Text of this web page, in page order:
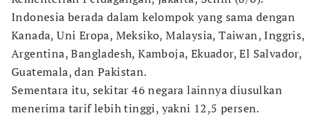
Indonesia berada dalam kelompok yang sama dengan
Kanada, Uni Eropa, Meksiko, Malaysia, Taiwan, Inggris,
Argentina, Bangladesh, Kamboja, Ekuador, El Salvador,
Guatemala, dan Pakistan.
Sementara itu, sekitar 46 negara lainnya diusulkan
menerima tarif lebih tinggi, yakni 12,5 persen.